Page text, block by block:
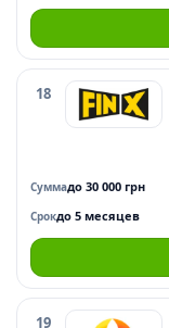
18
Суммадо 30 000 грн
Срокдо 5 месяцев
19